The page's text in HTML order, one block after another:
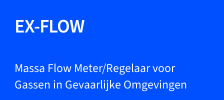
Producten
Markets
EX-FLOW
Massa Flow Meter/Regelaar voor
Gassen in Gevaarlijke Omgevingen